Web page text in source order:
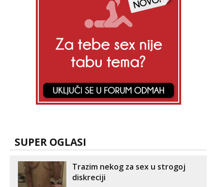
SUPER OGLASI
Trazim nekog za sex u strogoj
diskreciji